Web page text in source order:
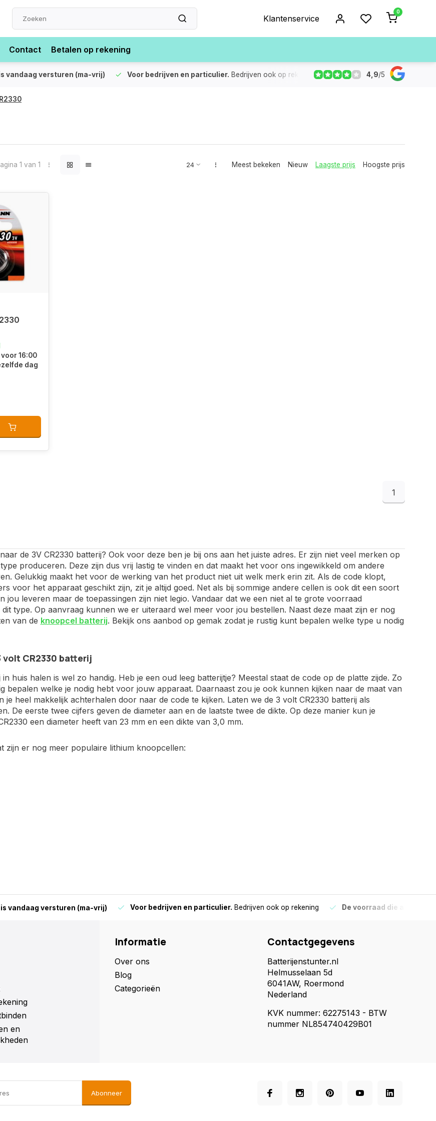
Klantenservice
0
Contact Betalen op rekening
vandaag versturen (ma-vrij) Voor bedrijven en particulier. Bedrijven ook op rekening De voorraad die
4,9/5
1 van 1 Meest bekeken Nieuw Laagste prijs Hoogste prijs
16:00
dag
1
de 3V CR2330 batterij? Ook voor deze ben je bij ons aan het juiste adres. Er zijn niet veel merken op
produceren. Deze zijn dus vrij lastig te vinden en dat maakt het voor ons ingewikkeld om andere
Gelukkig maakt het voor de werking van het product niet uit welk merk erin zit. Als de code klopt,
voor het apparaat geschikt zijn, zit je altijd goed. Net als bij sommige andere cellen is ook dit een soort
jou leveren maar de toepassingen zijn niet legio. Vandaar dat we een niet al te grote voorraad
type. Op aanvraag kunnen we er uiteraard wel meer voor jou bestellen. Naast deze maat zijn er nog
van de knoopcel batterij. Bekijk ons aanbod op gemak zodat je rustig kunt bepalen welke type u nodig
volt CR2330 batterij
in huis halen is wel zo handig. Heb je een oud leeg batterijtje? Meestal staat de code op de platte zijde. Zo
bepalen welke je nodig hebt voor jouw apparaat. Daarnaast zou je ook kunnen kijken naar de maat van
je heel makkelijk achterhalen door naar de code te kijken. Laten we de 3 volt CR2330 batterij als
De eerste twee cijfers geven de diameter aan en de laatste twee de dikte. Op deze manier kun je
een diameter heeft van 23 mm en een dikte van 3,0 mm.
zijn er nog meer populaire lithium knoopcellen:
vandaag versturen (ma-vrij) Voor bedrijven en particulier. Bedrijven ook op rekening De voorraad die
en
Informatie
Over ons
Blog
Categorieën
Contactgegevens
Batterijenstunter.nl
Helmusselaan 5d
6041AW, Roermond
Nederland
KVK nummer: 62275143 - BTW
nummer NL854740429B01
Abonneer